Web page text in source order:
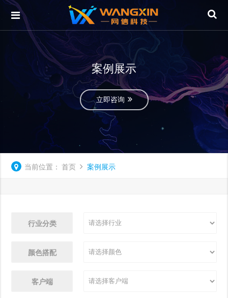
案例展示
立即咨询
当前位置： 首页 案例展示
行业分类
颜色搭配
客户端